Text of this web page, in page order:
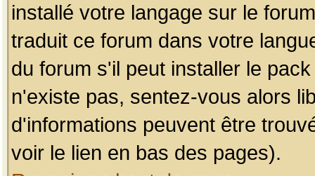
installé votre langage sur le
traduit ce forum dans votre
du forum s'il peut installer le
n'existe pas, sentez-vous alors
d'informations peuvent être
voir le lien en bas des pages).